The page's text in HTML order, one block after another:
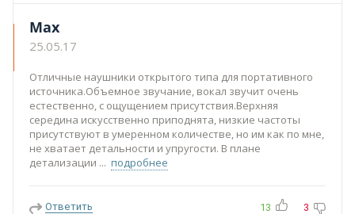
Max
25.05.17
Отличные наушники открытого типа для портативного
источника.Объемное звучание, вокал звучит очень
естественно, с ощущением присутствия.Верхняя
середина искусственно приподнята, низкие частоты
присутствуют в умеренном количестве, но им как по мне,
не хватает детальности и упругости. В плане
детализации
подробнее
Ответить 13 3